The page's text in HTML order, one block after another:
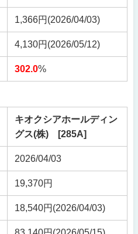
1,366円(2026/04/03)
4,130円(2026/05/12)
302.0%
キオクシアホールディン
グス(株) [285A]
2026/04/03
19,370円
18,540円 (2026/04/03)
83,140円 (2026/05/15)